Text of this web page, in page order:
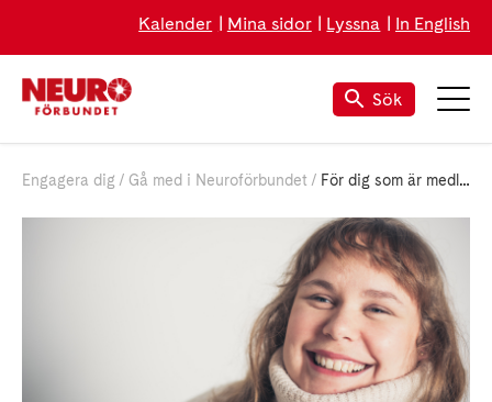
Kalender Mina sidor Lyssna In English
Sök
Engagera dig Gå med i Neuroförbundet För dig som är medlem